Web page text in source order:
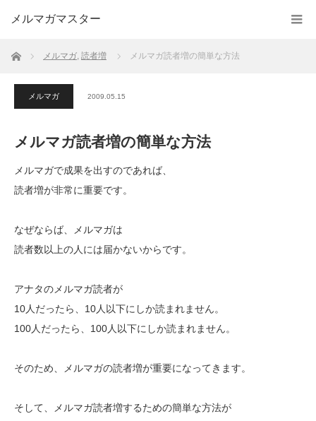
メルマガマスター
ホーム メルマガ, 読者増 メルマガ読者増の簡単な方法
メルマガ 2009.05.15
メルマガ読者増の簡単な方法
メルマガで成果を出すのであれば、
読者増が非常に重要です。
なぜならば、メルマガは
読者数以上の人には届かないからです。
アナタのメルマガ読者が
10人だったら、10人以下にしか読まれません。
100人だったら、100人以下にしか読まれません。
そのため、メルマガの読者増が重要になってきます。
そして、メルマガ読者増するための簡単な方法が